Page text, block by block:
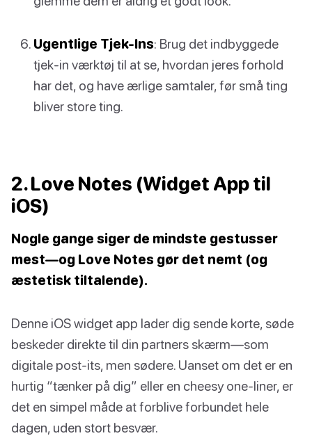
Ugentlige Tjek-Ins: Brug det indbyggede
tjek-in værktøj til at se, hvordan jeres forhold
har det, og have ærlige samtaler, før små ting
bliver store ting.
2. Love Notes (Widget App til
iOS)
Nogle gange siger de mindste gestusser
mest—og Love Notes gør det nemt (og
æstetisk tiltalende).
Denne iOS widget app lader dig sende korte, søde
beskeder direkte til din partners skærm—som
digitale post-its, men sødere. Uanset om det er en
hurtig “tænker på dig” eller en cheesy one-liner, er
det en simpel måde at forblive forbundet hele
dagen, uden stort besvær.